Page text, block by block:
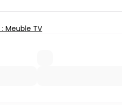
Meuble TV